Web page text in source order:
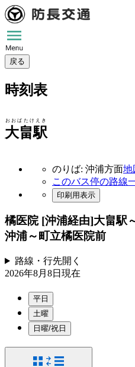
戻る
時刻表
大畠駅
おおばたけえき
のりば: 沖浦方面地
このバス停の路線
印刷用表示
橘医院 [沖浦経由]大畠駅
沖浦～町立橘医院前
路線・行先開く
2026年8月8日 現在
平日
土曜
日曜/祝日